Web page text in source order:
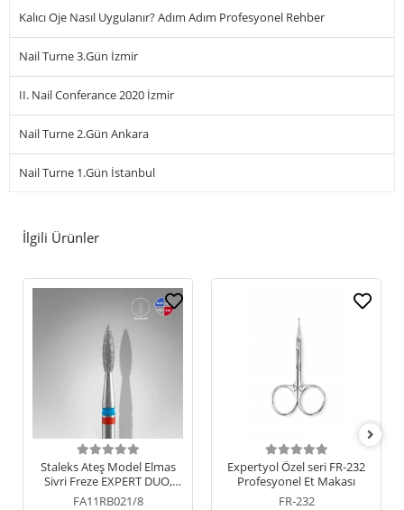
Kalıcı Oje Nasıl Uygulanır? Adım Adım Profesyonel Rehber
Nail Turne 3.Gün İzmir
II. Nail Conferance 2020 İzmir
Nail Turne 2.Gün Ankara
Nail Turne 1.Gün İstanbul
İlgili Ürünler
Staleks Ateş Model Elmas
Sivri Freze EXPERT DUO,
Kırmızı-mavi, 0.21/8
FA11RB021/8
Expertyol Özel seri FR-232
Profesyonel Et Makası
FR-232